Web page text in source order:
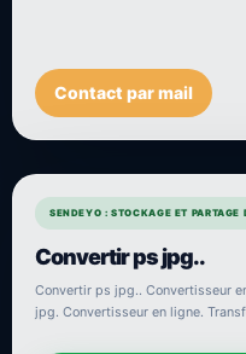
Contact par mail
SENDEYO : STOCKAGE ET PARTAGE
Convertir ps jpg..
Convertir ps jpg.. Convertisseur
jpg. Convertisseur en ligne.